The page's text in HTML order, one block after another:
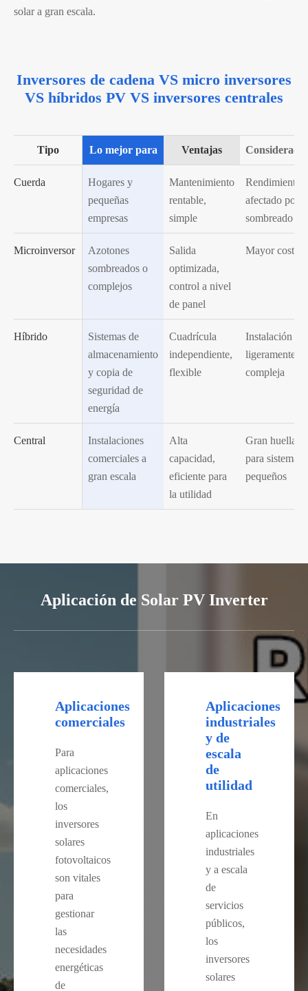
solar a gran escala.
Inversores de cadena VS micro inversores
VS híbridos PV VS inversores centrales
Tipo Lo mejor para Ventajas
Cuerda
Hogares y
pequeñas
empresas
Mantenimiento
rentable,
simple
Rendimiento
afectado por
sombreado
Microinversor
Azotones
sombreados o
complejos
Salida
optimizada,
control a nivel
de panel
Mayor costo
Híbrido
Sistemas de
almacenamiento
y copia de
seguridad de
energía
Cuadrícula
independiente,
flexible
Instalación
ligeramente
compleja
Central
Instalaciones
comerciales a
gran escala
Alta
capacidad,
eficiente para
la utilidad
Gran huella,
para sistemas
pequeños
Aplicación de Solar PV Inverter
Aplicaciones
comerciales
Para
aplicaciones
comerciales,
los
inversores
solares
fotovoltaicos
son vitales
para
gestionar
las
necesidades
energéticas
de
Aplicaciones
industriales
y de
escala
de
utilidad
En
aplicaciones
industriales
y a escala
de
servicios
públicos,
los
inversores
solares